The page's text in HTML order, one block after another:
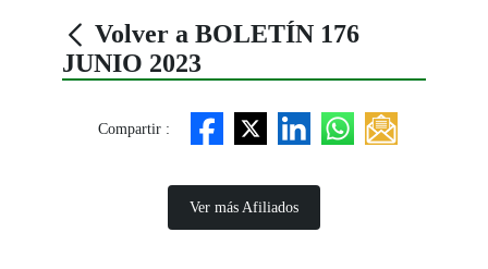
Volver a BOLETÍN 176
JUNIO 2023
Compartir :
Ver más Afiliados